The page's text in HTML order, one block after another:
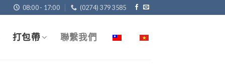
08:00 - 17:00 (0274) 379 3585
打包帶 聯繫我們